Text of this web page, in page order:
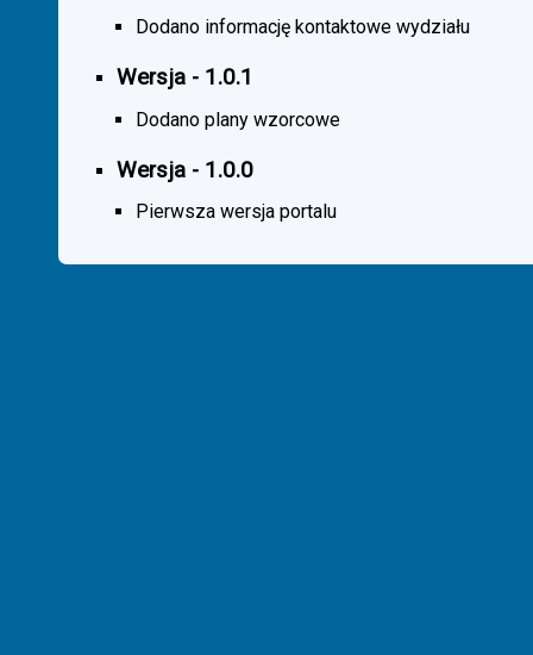
Dodano informację kontaktowe wydziału
Wersja - 1.0.1
Dodano plany wzorcowe
Wersja - 1.0.0
Pierwsza wersja portalu